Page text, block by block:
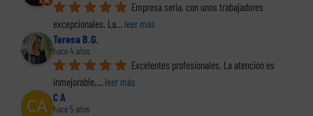
Empresa seria, con unos trabajadores
excepcionales. La... leer más
Teresa B.G.
hace 4 años
Excelentes profesionales. La atención es
inmejorable,... leer más
C A
hace 5 años